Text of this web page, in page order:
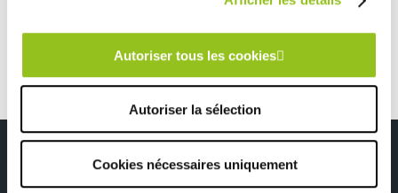
Autoriser tous les cookies
Autoriser la sélection
Cookies nécessaires uniquement